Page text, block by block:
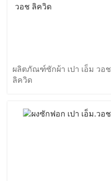
ผลิตภัณฑ์ซักผ้า เปา เอ็ม วอช
ลิควิด